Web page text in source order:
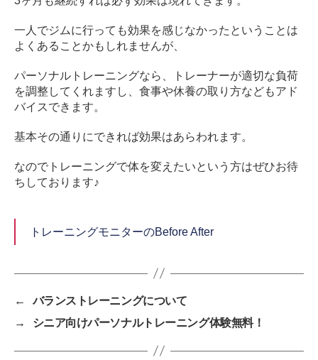
一人でジムに行っても効果を感じなかったということは
よくあることかもしれませんが、
パーソナルトレーニングなら、トレーナーが適切な負荷
を調整してくれますし、食事や休養の取り方などもアド
バイスできます。
基本その通りにできれば効果はあらわれます。
なのでトレーニングで体を変えたいという方はぜひお待
ちしております♪
トレーニングモニターのBefore After
←
バランストレーニングについて
→
シニア向けパーソナルトレーニング体験無料！